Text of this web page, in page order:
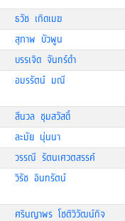
ธวัช เกิดเมฆ
สุภาพ บัวพูน
บรรเจิด จันทร์ดำ
อมรรัตน์ มณี
สีนวล ชุมสวัสดิ์
ละมัย นุ่นนา
วรรณี รัตนเศวตสรรค์
วิรัช อินทรัตน์
ศรินญาพร โชติวิวัฒน์กิจ